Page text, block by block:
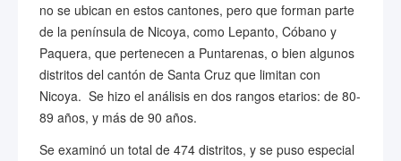
no se ubican en estos cantones, pero que forman parte
de la península de Nicoya, como Lepanto, Cóbano y
Paquera, que pertenecen a Puntarenas, o bien algunos
distritos del cantón de Santa Cruz que limitan con
Nicoya. Se hizo el análisis en dos rangos etarios: de 80-
89 años, y más de 90 años.
Se examinó un total de 474 distritos, y se puso especial